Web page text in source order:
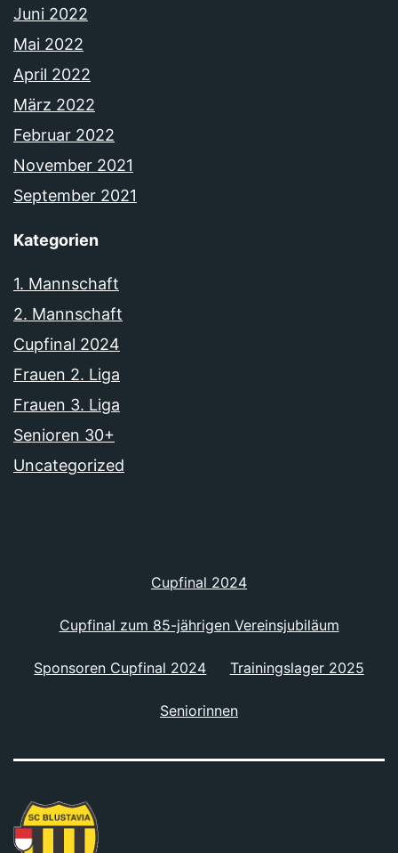
Juni 2022
Mai 2022
April 2022
März 2022
Februar 2022
November 2021
September 2021
Kategorien
1. Mannschaft
2. Mannschaft
Cupfinal 2024
Frauen 2. Liga
Frauen 3. Liga
Senioren 30+
Uncategorized
Cupfinal 2024
Cupfinal zum 85-jährigen Vereinsjubiläum
Sponsoren Cupfinal 2024 Trainingslager 2025
Seniorinnen